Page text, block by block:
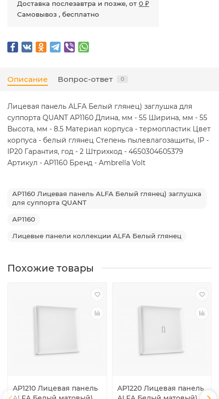
Доставка послезавтра и позже, от 0 ₽
Самовывоз , бесплатно
Описание Вопрос-ответ 0
Лицевая панель ALFA Белый глянец) заглушка для
суппорта QUANT AP1160 Длина, мм - 55 Ширина, мм - 55
Высота, мм - 8.5 Материал корпуса - термопластик Цвет
корпуса - белый глянец Степень пылевлагозащиты, IP -
IP20 Гарантия, год - 2 Штрихкод - 4650304605379
Артикул - AP1160 Бренд - Ambrella Volt
AP1160 Лицевая панель ALFA Белый глянец) заглушка
для суппорта QUANT
AP1160
Лицевые панели коллекции ALFA Белый глянец
Похожие товары
AP1210 Лицевая панель
AP1220 Лицевая панель